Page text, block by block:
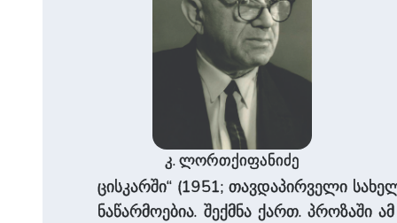
კ. ლორთქიფანიძე
ცისკარში“ (1951; თავდაპირველი
ნაწარმოებია. შექმნა ქართ. პროზაში